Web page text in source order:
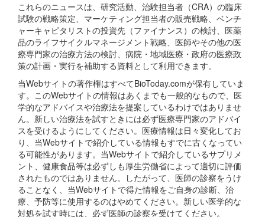
これらのニュースは、研究活動、治験担当者（CRA）の臨床
試験の戦略策定、マーケティング担当者の販売戦略、ベンチ
ャーキャピタリストの投資先（ファイナンス）の検討、医薬
品のライフサイクルマネージメント戦略、医師やその他の医
療専門家の治療方法の検討、病院・地域医療・政府の医療政
策の計画・実行を補助する資料として利用できます。
当Webサイトの著作権はすべてBioToday.comが保有していま
す。このWebサイトの情報はあくまでも一般的なもので、医
学的なアドバイスや治療法を提案しているわけではありませ
ん。新しい治療法を試すときには必ず医療専門家のアドバイ
スを受けるようにしてください。医療情報は日々変化してお
り、当Webサイトで紹介している情報もすでに古くなってい
る可能性があります。当Webサイトで紹介しているサプリメ
ント、健康食品等は必ずしも厚生労働省によって適切に評価
されたものではありません。したがって、医師の診察をうけ
ることなく、当Webサイトで得た情報をご自身の診断、治
療、予防等に使用するのはやめてください。新しい医学的な
対処を試す時には、必ず医師の診察を受けてください。